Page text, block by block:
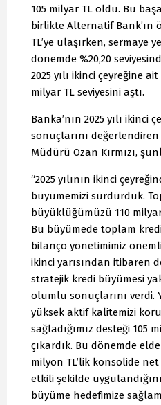
105 milyar TL oldu. Bu
birlikte Alternatif Bank’ın
TL’ye ulaşırken, sermaye
dönemde %20,20
2025 yılı ikinci çeyreğine
milyar TL seviyesini aştı.
Banka’nın 2025 yılı ikinci
sonuçlarını
Müdürü Ozan Kırmızı,
“2025 yılının ikinci
büyümemizi sürdürdük.
büyüklüğümüzü 110 milyar
Bu büyümede toplam
bilanço yönetimimiz
ikinci yarısından itibaren
stratejik kredi büyümesi
olumlu sonuçlarını verdi.
yüksek aktif kalitemizi
sağladığımız desteği 105
çıkardık. Bu dönemde
milyon TL’lik konsolide
etkili şekilde
büyüme hedefimize